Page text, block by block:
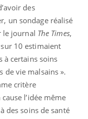
des
un sondage réalisé
le journal The Times,
10 estimaient
à certains soins
de vie malsains ».
critère
l’idée même
des soins de santé